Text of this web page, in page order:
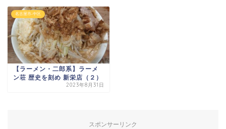
名古屋市-中区
【ラーメン・二郎系】ラーメ
ン荘 歴史を刻め 新栄店（２）
2023年8月31日
スポンサーリンク